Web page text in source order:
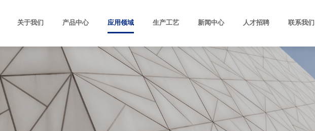
关于我们 产品中心 应用领域 生产工艺 新闻中心 人才招聘 联系我们